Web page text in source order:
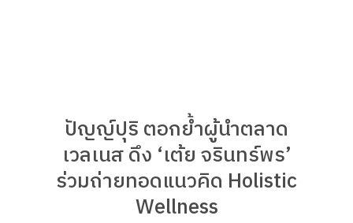
ปัญญ์ปุริ ตอกย้ำผู้นำตลาด
เวลเนส ดึง ‘เต้ย จรินทร์พร’
ร่วมถ่ายทอดแนวคิด Holistic
Wellness